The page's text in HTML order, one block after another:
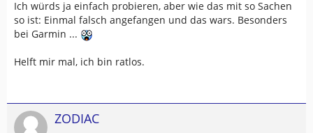
Ich würds ja einfach probieren, aber wie das mit so Sachen
so ist: Einmal falsch angefangen und das wars. Besonders
bei Garmin ...
Helft mir mal, ich bin ratlos.
ZODIAC